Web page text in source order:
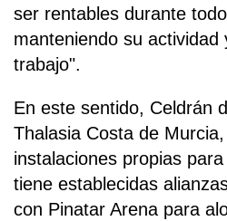
ser rentables durante
manteniendo su actividad
trabajo".
En este sentido, Celdrán
Thalasia Costa de
instalaciones propias
tiene establecidas
con Pinatar Arena para